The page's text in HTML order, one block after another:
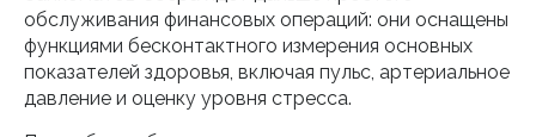
обслуживания финансовых операций: они оснащены
функциями бесконтактного измерения основных
показателей здоровья, включая пульс, артериальное
давление и оценку уровня стресса.